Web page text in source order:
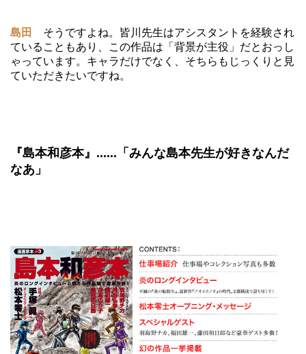
島田 そうですよね。皆川先生はアシスタントを経験され
ていることもあり、この作品は「背景が主役」だとおっし
ゃっています。キャラだけでなく、そちらもじっくりと見
ていただきたいですね。
『島本和彦本』......「みんな島本先生が好きなんだ
なあ」